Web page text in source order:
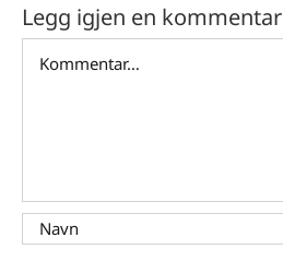
Legg igjen en kommentar